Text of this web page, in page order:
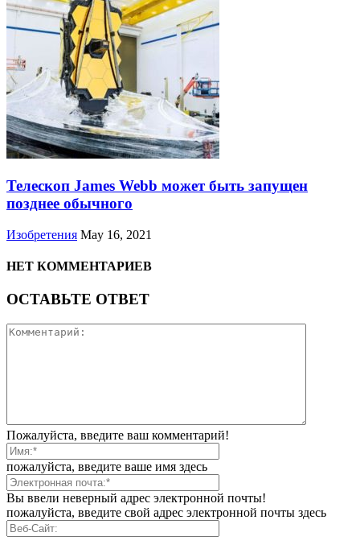
Телескоп James Webb может быть запущен
позднее обычного
Изобретения May 16, 2021
НЕТ КОММЕНТАРИЕВ
ОСТАВЬТЕ ОТВЕТ
Пожалуйста, введите ваш комментарий!
пожалуйста, введите ваше имя здесь
Вы ввели неверный адрес электронной почты!
пожалуйста, введите свой адрес электронной почты здесь